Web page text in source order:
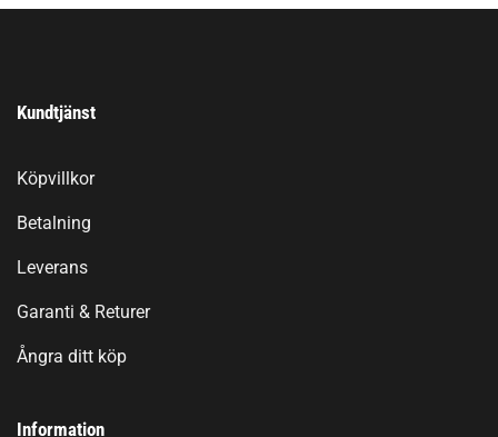
Kundtjänst
Köpvillkor
Betalning
Leverans
Garanti & Returer
Ångra ditt köp
Information